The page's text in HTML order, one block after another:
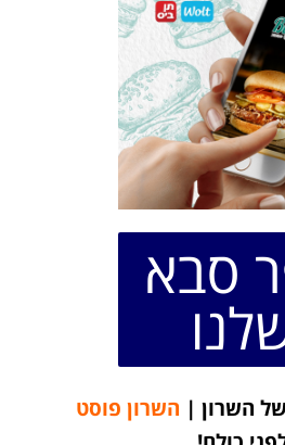
סבא
השרון | השרון פוסט